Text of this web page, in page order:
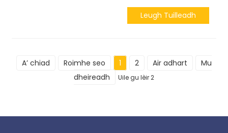
Leugh Tuilleadh
A’ chiad Roimhe seo 1 2 Air adhart
Mu
dheireadh
Uile gu lèir 2